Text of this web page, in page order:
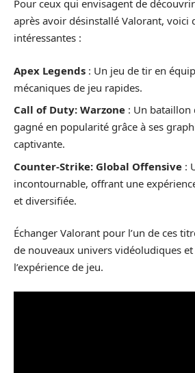
Pour ceux qui envisagent de
après avoir désinstallé Valorant, voici
intéressantes :
Apex Legends : Un jeu de tir en
mécaniques de jeu rapides.
Call of Duty: Warzone : Un bataillon
gagné en popularité grâce à ses
captivante.
Counter-Strike: Global Offensive :
incontournable, offrant une
et diversifiée.
Échanger Valorant pour l’un de ces
de nouveaux univers vidéoludiques
l’expérience de jeu.